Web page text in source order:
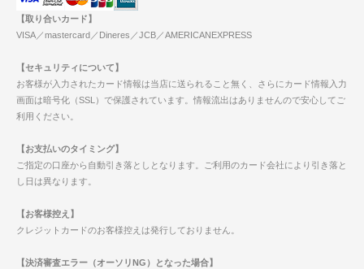
【取り合いカード】
VISA／mastercard／Dineres／JCB／AMERICANEXPRESS
【セキュリティについて】
お客様が入力されたカード情報は当店に送られること無く、さらにカード情報入力
画面は暗号化（SSL）で保護されています。情報流出はありませんので安心してご
利用ください。
【お支払いのタイミング】
ご指定の口座から自動引き落としとなります。ご利用のカード会社により引き落と
し日は異なります。
【お客様控え】
クレジットカードのお客様控えは発行しておりません。
【決済審査エラー（オーソリNG）となった場合】